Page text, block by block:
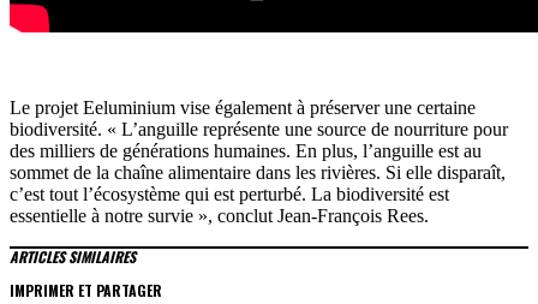
Le projet Eeluminium vise également à préserver une certaine
biodiversité. « L’anguille représente une source de nourriture pour
des milliers de générations humaines. En plus, l’anguille est au
sommet de la chaîne alimentaire dans les rivières. Si elle disparaît,
c’est tout l’écosystème qui est perturbé. La biodiversité est
essentielle à notre survie », conclut Jean-François Rees.
ARTICLES SIMILAIRES
IMPRIMER ET PARTAGER